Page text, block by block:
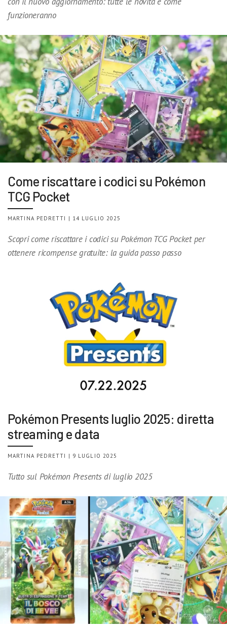
funzioneranno
Come riscattare i codici su Pokémon
TCG Pocket
MARTINA PEDRETTI | 14 LUGLIO 2025
Scopri come riscattare i codici su Pokémon TCG Pocket per
ottenere ricompense gratuite: la guida passo passo
Pokémon Presents luglio 2025: diretta
streaming e data
MARTINA PEDRETTI | 9 LUGLIO 2025
Tutto sul Pokémon Presents di luglio 2025